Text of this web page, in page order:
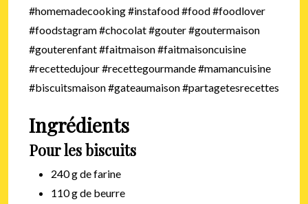
#homemadecooking #instafood #food #foodlover
#foodstagram #chocolat #gouter #goutermaison
#gouterenfant #faitmaison #faitmaisoncuisine
#recettedujour #recettegourmande #mamancuisine
#biscuitsmaison #gateaumaison #partagetesrecettes
Ingrédients
Pour les biscuits
240 g de farine
110 g de beurre